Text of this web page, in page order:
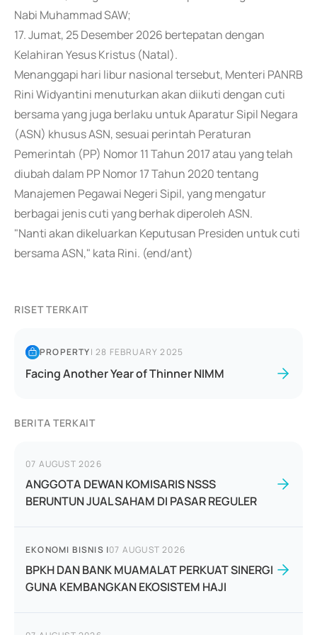
Nabi Muhammad SAW;
17. Jumat, 25 Desember 2026 bertepatan dengan
Kelahiran Yesus Kristus (Natal).
Menanggapi hari libur nasional tersebut, Menteri PANRB
Rini Widyantini menuturkan akan diikuti dengan cuti
bersama yang juga berlaku untuk Aparatur Sipil Negara
(ASN) khusus ASN, sesuai perintah Peraturan
Pemerintah (PP) Nomor 11 Tahun 2017 atau yang telah
diubah dalam PP Nomor 17 Tahun 2020 tentang
Manajemen Pegawai Negeri Sipil, yang mengatur
berbagai jenis cuti yang berhak diperoleh ASN.
"Nanti akan dikeluarkan Keputusan Presiden untuk cuti
bersama ASN," kata Rini. (end/ant)
RISET TERKAIT
PROPERTY|28 FEBRUARY 2025
Facing Another Year of Thinner NIMM
BERITA TERKAIT
07 AUGUST 2026
ANGGOTA DEWAN KOMISARIS NSSS
BERUNTUN JUAL SAHAM DI PASAR REGULER
EKONOMI BISNIS |07 AUGUST 2026
BPKH DAN BANK MUAMALAT PERKUAT SINERGI
GUNA KEMBANGKAN EKOSISTEM HAJI